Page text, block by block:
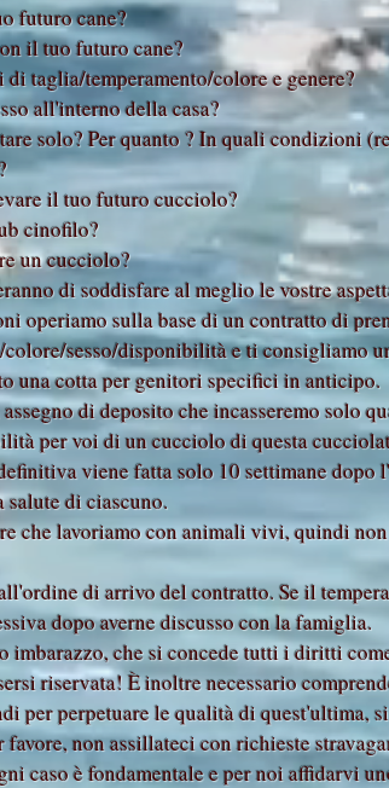
futuro cane?
il tuo futuro cane?
taglia/temperamento/colore e genere?
all'interno della casa?
solo? Per quanto ? In quali condizioni
il tuo futuro cucciolo?
cinofilo?
un cucciolo?
di soddisfare al meglio le vostre
operiamo sulla base di un contratto di
sesso/disponibilità e ti consigliamo
una cotta per genitori specifici in anticipo.
di deposito che incasseremo solo
per voi di un cucciolo di questa
viene fatta solo 10 settimane
salute di ciascuno.
che lavoriamo con animali vivi, quindi
di arrivo del contratto. Se il
dopo averne discusso con la famiglia.
imbarazzo, che si concede tutti i diritti
riservata! È inoltre necessario
per perpetuare le qualità di
non assillateci con richieste
caso è fondamentale e per noi affidarvi